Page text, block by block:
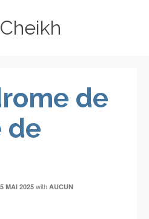
de
de
MAI 2025with AUCUN